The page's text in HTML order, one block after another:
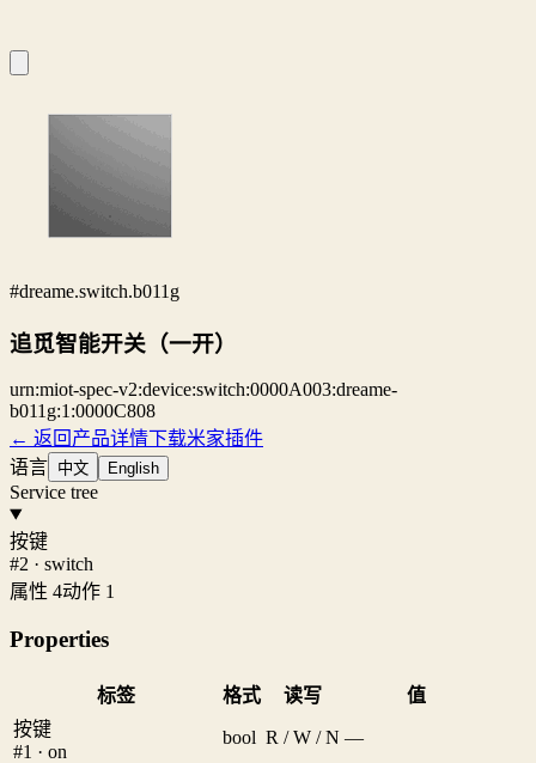
#dreame.switch.b011g
追觅智能开关（一开）
urn:miot-spec-v2:device:switch:0000A003:dreame-
b011g:1:0000C808
← 返回产品详情下载米家插件
语言 中文 English
Service tree
按键
#2 · switch
属性 4动作 1
Properties
标签 格式 读写
值
按键
#1 · on
bool R / W / N —